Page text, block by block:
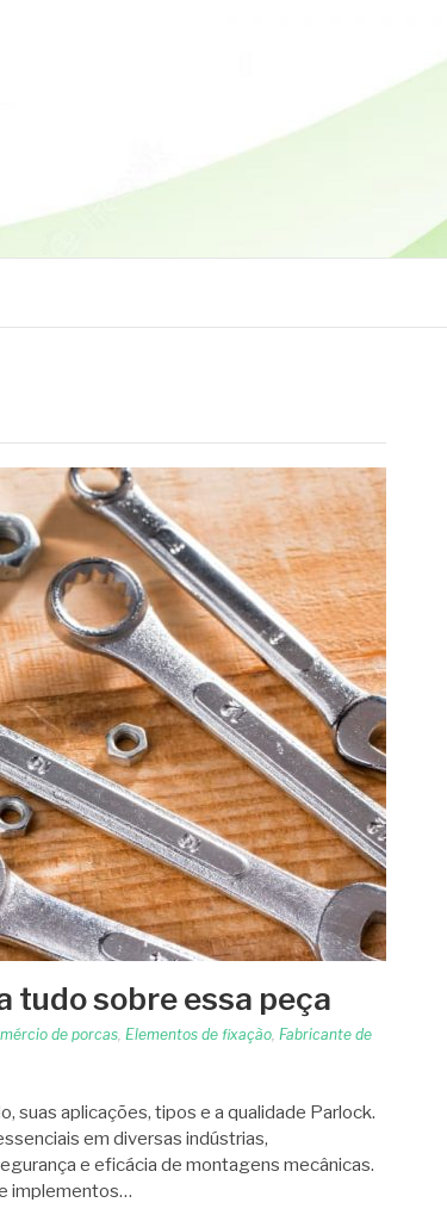
tudo sobre essa peça
de porcas, Elementos de fixação, Fabricante de
suas aplicações, tipos e a qualidade Parlock.
em diversas indústrias,
e eficácia de montagens mecânicas.
implementos…